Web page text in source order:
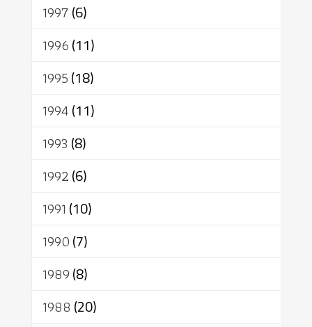
1997(6)
1996(11)
1995(18)
1994(11)
1993 (8)
1992(6)
1991 (10)
1990(7)
1989(8)
1988 (20)